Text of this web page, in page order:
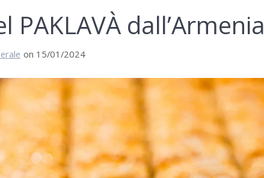
PAKLAVÀ dall’Armenia
on 15/01/2024